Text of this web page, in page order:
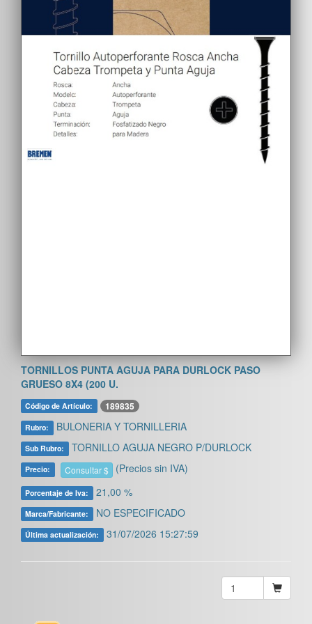
TORNILLOS PUNTA AGUJA PARA DURLOCK PASO
GRUESO 8X4 (200 U.
Código de Artículo: 189835
Rubro: BULONERIA Y TORNILLERIA
Sub Rubro: TORNILLO AGUJA NEGRO P/DURLOCK
Precio: Consultar $ (Precios sin IVA)
Porcentaje de Iva: 21,00 %
Marca/Fabricante: NO ESPECIFICADO
Última actualización: 31/07/2026 15:27:59